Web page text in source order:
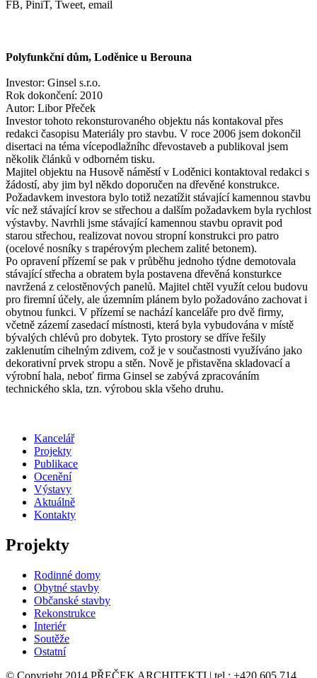
FB, PiniT, Tweet, email
Polyfunkční dům, Loděnice u Berouna
Investor: Ginsel s.r.o.
Rok dokončení: 2010
Autor: Libor Přeček
Investor tohoto rekonsturovaného objektu nás kontakoval přes
redakci časopisu Materiály pro stavbu. V roce 2006 jsem dokončil
disertaci na téma vícepodlažníhc dřevostaveb a publikoval jsem
několik článků v odborném tisku.
Majitel objektu na Husově náměstí v Loděnici kontaktoval redakci s
žádostí, aby jim byl někdo doporučen na dřevěné konstrukce.
Požadavkem investora bylo totiž nezatížit stávající kamennou stavbu
víc než stávající krov se střechou a dalším požadavkem byla rychlost
výstavby. Navrhli jsme stávající kamennou stavbu opravit pod
starou střechou, realizovat novou stropní konstrukci pro patro
(ocelové nosníky s trapérovým plechem zalité betonem).
Po opravení přízemí se pak v průběhu jednoho týdne demotovala
stávající střecha a obratem byla postavena dřevěná konsturkce
navržená z celostěnových panelů. Majitel chtěl využít celou budovu
pro firemní účely, ale územním plánem bylo požadováno zachovat i
obytnou funkci. V přízemí se nachází kanceláře pro dvě firmy,
včetně zázemí zasedací místnosti, která byla vybudována v místě
bývalých chlévů pro dobytek. Tyto prostory se dříve řešily
zaklenutím cihelným zdivem, což je v součastnosti využíváno jako
dekorativní prvek stropu a stěn. Nově je přistavěna skladovací a
výrobní hala, neboť firma Ginsel se zabývá zpracováním
technického skla, tzn. výrobou skla všeho druhu.
Kancelář
Projekty
Publikace
Ocenění
Výstavy
Aktuálně
Kontakty
Projekty
Rodinné domy
Obytné stavby
Občanské stavby
Rekonstrukce
Interiér
Soutěže
Ostatní